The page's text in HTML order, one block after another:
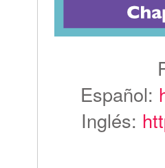
Español:
Inglés: